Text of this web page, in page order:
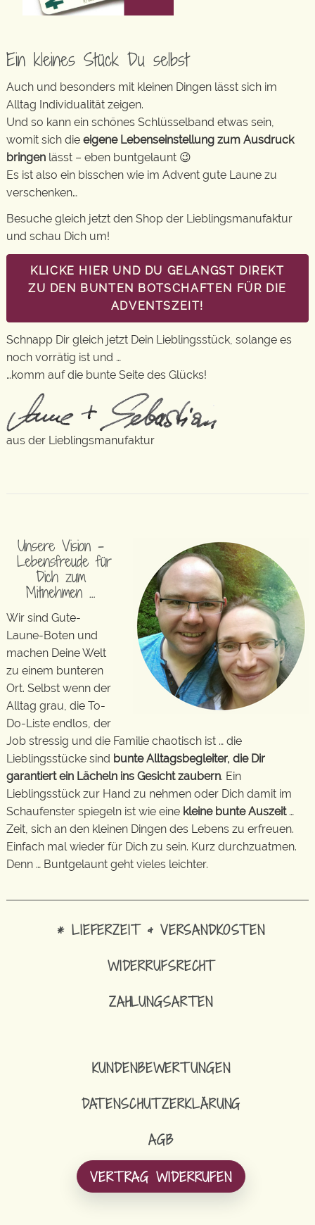
Ein kleines Stück Du selbst
Auch und besonders mit kleinen Dingen lässt sich im
Alltag Individualität zeigen.
Und so kann ein schönes Schlüsselband etwas sein,
womit sich die eigene Lebenseinstellung zum Ausdruck
bringen lässt – eben buntgelaunt 😉
Es ist also ein bisschen wie im Advent gute Laune zu
verschenken…
Besuche gleich jetzt den Shop der Lieblingsmanufaktur
und schau Dich um!
KLICKE HIER UND DU GELANGST DIREKT
ZU DEN BUNTEN BOTSCHAFTEN FÜR DIE
ADVENTSZEIT!
Schnapp Dir gleich jetzt Dein Lieblingsstück, solange es
noch vorrätig ist und …
…komm auf die bunte Seite des Glücks!
aus der Lieblingsmanufaktur
Unsere Vision –
Lebensfreude für
Dich zum
Mitnehmen …
Wir sind Gute-
Laune-Boten und
machen Deine Welt
zu einem bunteren
Ort. Selbst wenn der
Alltag grau, die To-
Do-Liste endlos, der
Job stressig und die Familie chaotisch ist … die
Lieblingsstücke sind bunte Alltagsbegleiter, die Dir
garantiert ein Lächeln ins Gesicht zaubern. Ein
Lieblingsstück zur Hand zu nehmen oder Dich damit im
Schaufenster spiegeln ist wie eine kleine bunte Auszeit…
Zeit, sich an den kleinen Dingen des Lebens zu erfreuen.
Einfach mal wieder für Dich zu sein. Kurz durchzuatmen.
Denn … Buntgelaunt geht vieles leichter.
* LIEFERZEIT & VERSANDKOSTEN
WIDERRUFSRECHT
ZAHLUNGSARTEN
KUNDENBEWERTUNGEN
DATENSCHUTZERKLÄRUNG
AGB
VERTRAG WIDERRUFEN